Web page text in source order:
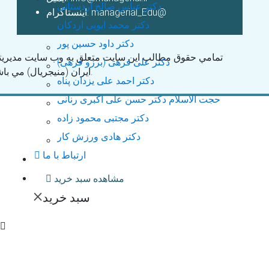
دکتر عباس صالح اردستانی
دکتر محمد ابویی اردکان
دکتر داود حسین پور
دکتر علی فرهی (برزو فرهی)
دکتر احمد علی یزدان پناه
حجت الاسلام دكتر حسن علی اکبری رنانی
دکتر مجتبی محمود زاده
دکتر هادی ورزش کار
ارتباط با ما
مشاهده سبد خرید
×سبد خرید
اینستاگرام: managerial_Edu@
تمامي حقوق مطالب اين سايت متعلق به وب سايت
ايران (منیجریال) مي باشد.